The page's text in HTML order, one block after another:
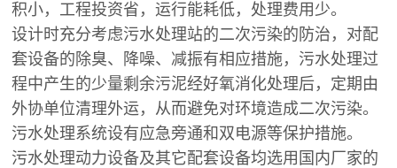
积小，工程投资省，运行能耗低，处理费用少。
设计时充分考虑污水处理站的二次污染的防治，对配
套设备的除臭、降噪、减振有相应措施，污水处理过
程中产生的少量剩余污泥经好氧消化处理后，定期由
外协单位清理外运，从而避免对环境造成二次污染。
污水处理系统设有应急旁通和双电源等保护措施。
污水处理动力设备及其它配套设备均选用国内厂家的